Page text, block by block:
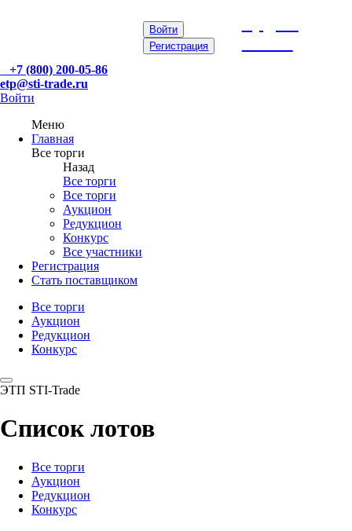
Войти
Регистрация
+7 (800) 200-05-86
etp@sti-trade.ru
Войти
Меню
Главная
Все торги
Назад
Все торги
Все торги
Аукцион
Редукцион
Конкурс
Все участники
Регистрация
Стать поставщиком
Все торги
Аукцион
Редукцион
Конкурс
ЭТП STI-Trade
Список лотов
Все торги
Аукцион
Редукцион
Конкурс